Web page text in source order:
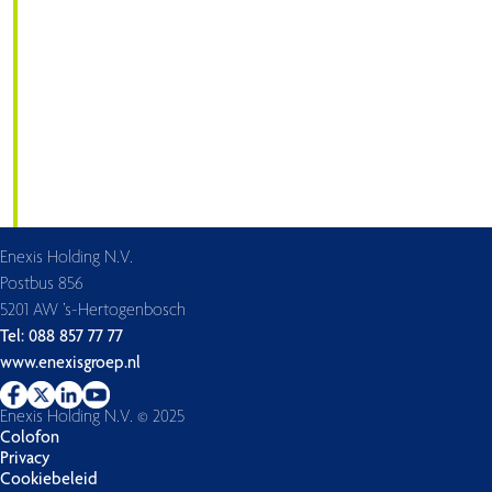
Enexis Holding N.V.
Postbus 856
5201 AW ’s-Hertogenbosch
Tel: 088 857 77 77
www.enexisgroep.nl
Enexis Holding N.V. © 2025
Colofon
Privacy
Cookiebeleid